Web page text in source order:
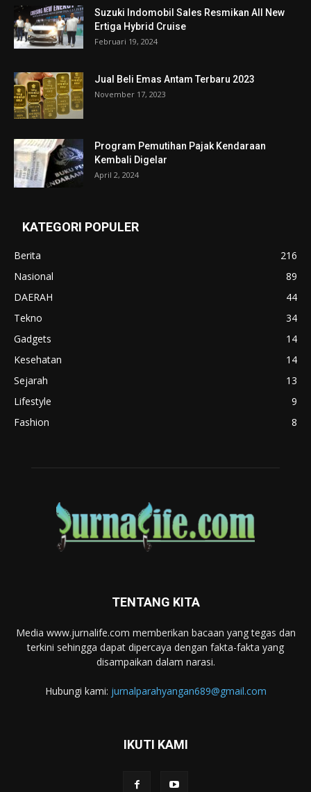
Suzuki Indomobil Sales Resmikan All New
Ertiga Hybrid Cruise
Februari 19, 2024
Jual Beli Emas Antam Terbaru 2023
November 17, 2023
Program Pemutihan Pajak Kendaraan
Kembali Digelar
April 2, 2024
KATEGORI POPULER
Berita
216
Nasional
89
DAERAH
44
Tekno
34
Gadgets
14
Kesehatan
14
Sejarah
13
Lifestyle
9
Fashion
8
TENTANG KITA
Media www.jurnalife.com memberikan bacaan yang tegas dan
terkini sehingga dapat dipercaya dengan fakta-fakta yang
disampaikan dalam narasi.
Hubungi kami: jurnalparahyangan689@gmail.com
IKUTI KAMI